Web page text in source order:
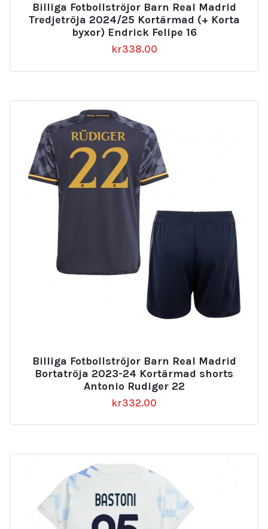
Billiga Fotbollströjor Barn Real Madrid
Tredjetröja 2024/25 Kortärmad (+ Korta
byxor) Endrick Felipe 16
kr338.00
Billiga Fotbollströjor Barn Real Madrid
Bortatröja 2023-24 Kortärmad shorts
Antonio Rudiger 22
kr332.00